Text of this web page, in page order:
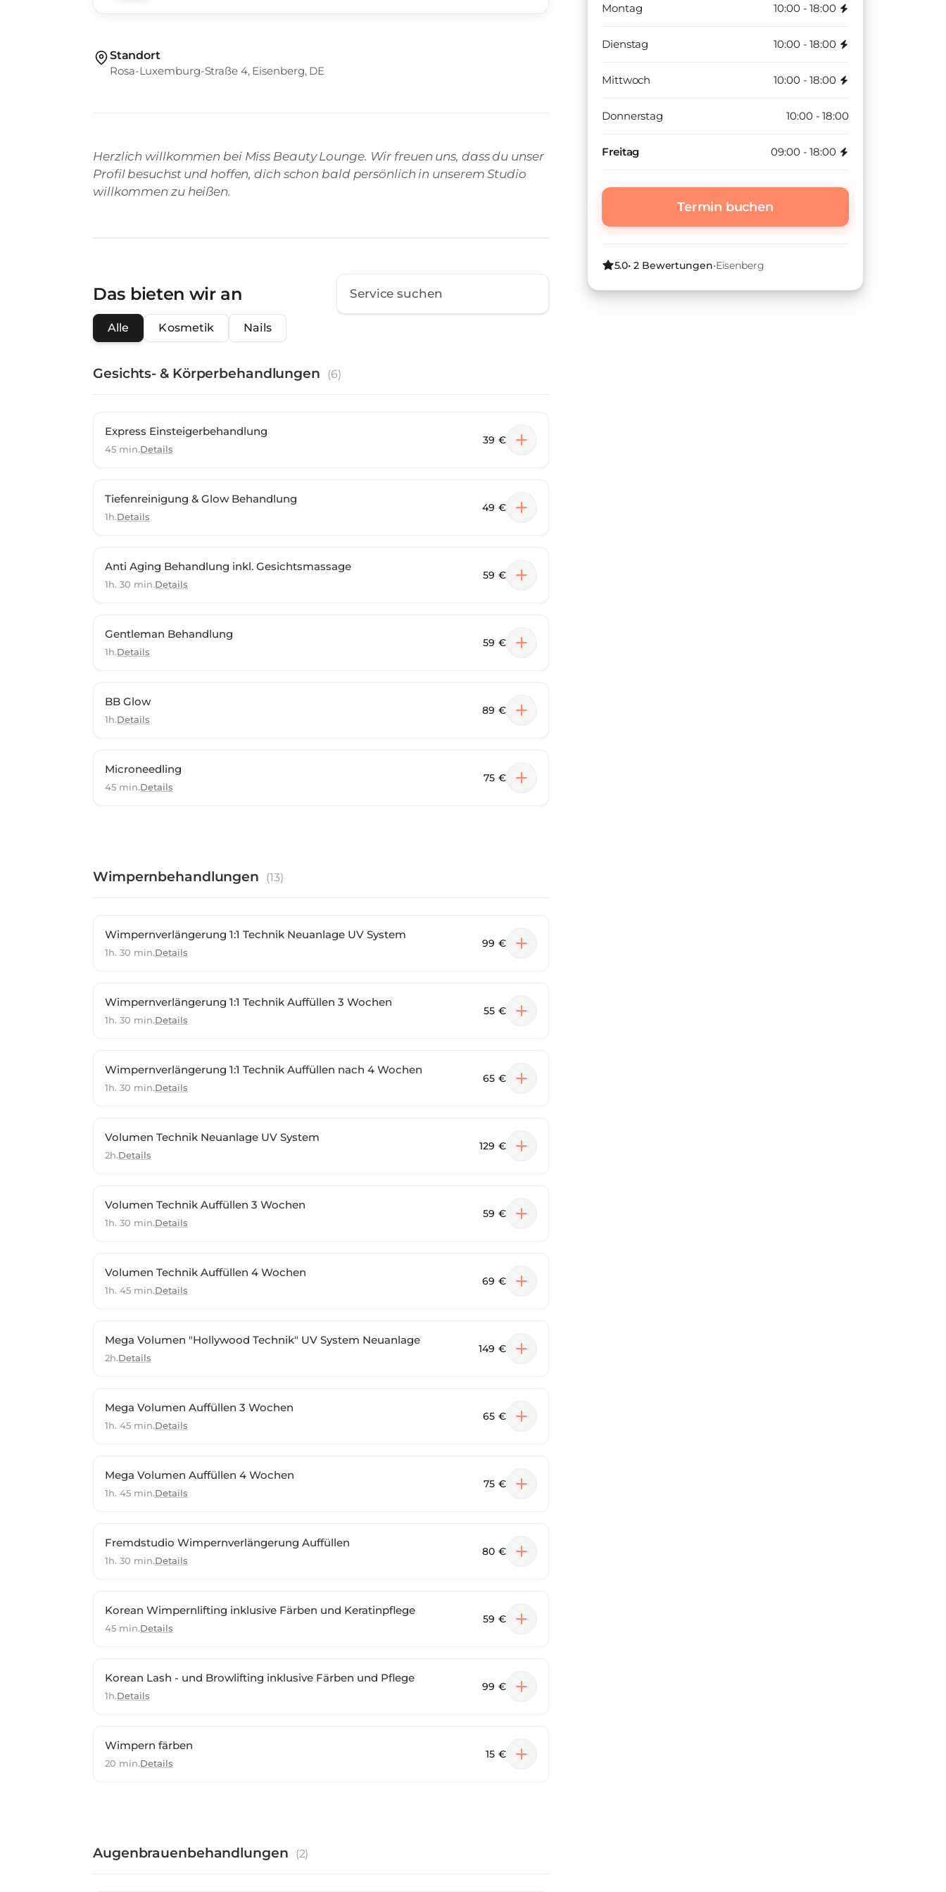
Standort
Rosa-Luxemburg-Straße 4, Eisenberg, DE
Herzlich willkommen bei Miss Beauty Lounge. Wir freuen uns, dass du unser
Profil besuchst und hoffen, dich schon bald persönlich in unserem Studio
willkommen zu heißen.
Das bieten wir an
Alle Kosmetik Nails
Gesichts- & Körperbehandlungen (6)
Express Einsteigerbehandlung
45 min.Details
39 €
Tiefenreinigung & Glow Behandlung
1h.Details
49 €
Anti Aging Behandlung inkl. Gesichtsmassage
1h. 30 min.Details
59 €
Gentleman Behandlung
1h.Details
59 €
BB Glow
1h.Details
89 €
Microneedling
45 min.Details
75 €
Wimpernbehandlungen (13)
Wimpernverlängerung 1:1 Technik Neuanlage UV System
1h. 30 min.Details
99 €
Wimpernverlängerung 1:1 Technik Auffüllen 3 Wochen
1h. 30 min.Details
55 €
Wimpernverlängerung 1:1 Technik Auffüllen nach 4 Wochen
1h. 30 min.Details
65 €
Volumen Technik Neuanlage UV System
2h.Details
129 €
Volumen Technik Auffüllen 3 Wochen
1h. 30 min.Details
59 €
Volumen Technik Auffüllen 4 Wochen
1h. 45 min.Details
69 €
Mega Volumen "Hollywood Technik" UV System Neuanlage
2h.Details
149 €
Mega Volumen Auffüllen 3 Wochen
1h. 45 min.Details
65 €
Mega Volumen Auffüllen 4 Wochen
1h. 45 min.Details
75 €
Fremdstudio Wimpernverlängerung Auffüllen
1h. 30 min.Details
80 €
Korean Wimpernlifting inklusive Färben und Keratinpflege
45 min.Details
59 €
Korean Lash - und Browlifting inklusive Färben und Pflege
1h.Details
99 €
Wimpern färben
20 min.Details
15 €
Augenbrauenbehandlungen (2)
Montag 10:00 - 18:00
Dienstag 10:00 - 18:00
Mittwoch 10:00 - 18:00
Donnerstag 10:00 - 18:00
Freitag 09:00 - 18:00
Termin buchen
5.0•2Bewertungen•Eisenberg